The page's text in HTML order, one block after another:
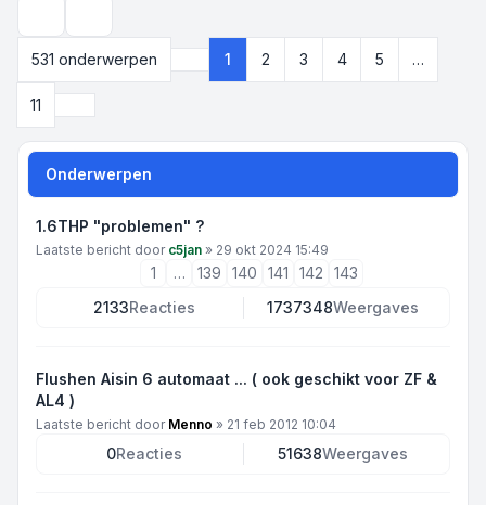
531 onderwerpen
Pagina van
1 2 3 4 5 …
11
Onderwerpen
1.6THP "problemen" ?
Laatste bericht door c5jan » 29 okt 2024 15:49
1 … 139 140 141 142
143
2133Reacties 1737348Weergaves
Flushen Aisin 6 automaat ... ( ook geschikt voor ZF &
AL4 )
Laatste bericht door Menno » 21 feb 2012 10:04
0Reacties 51638Weergaves